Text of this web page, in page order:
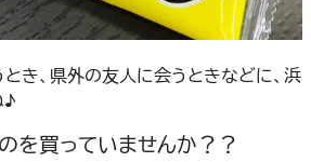
き、県外の友人に会うときなどに、浜
♪
を買っていませんか？？